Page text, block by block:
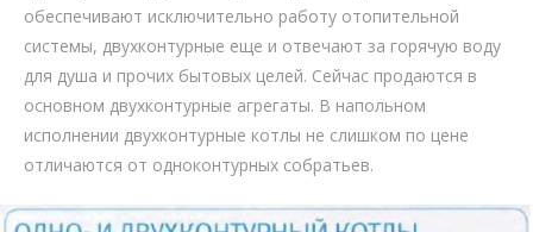
обеспечивают исключительно работу отопительной
системы, двухконтурные еще и отвечают за горячую воду
для душа и прочих бытовых целей. Сейчас продаются в
основном двухконтурные агрегаты. В напольном
исполнении двухконтурные котлы не слишком по цене
отличаются от одноконтурных собратьев.